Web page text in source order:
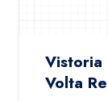
Vistoria
Volta